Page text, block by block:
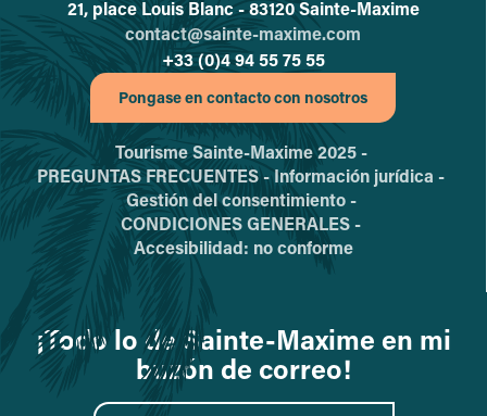
21, place Louis Blanc - 83120 Sainte-Maxime
contact@sainte-maxime.com
+33 (0)4 94 55 75 55
Pongase en contacto con nosotros
Tourisme Sainte-Maxime 2025 -
PREGUNTAS FRECUENTES - Información jurídica -
Gestión del consentimiento -
CONDICIONES GENERALES -
Accesibilidad: no conforme
¡Todo lo de Sainte-Maxime en mi
buzón de correo!